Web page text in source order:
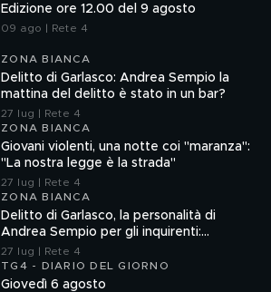
Edizione ore 12.00 del 9 agosto
09 ago | Rete 4
ZONA BIANCA
Delitto di Garlasco: Andrea Sempio la
mattina del delitto è stato in un bar?
27 lug | Rete 4
ZONA BIANCA
Giovani violenti, una notte coi "maranza":
"La nostra legge è la strada"
27 lug | Rete 4
ZONA BIANCA
Delitto di Garlasco, la personalità di
Andrea Sempio per gli inquirenti:
"Ossessionato e bugiardo"
27 lug | Rete 4
TG4 - DIARIO DEL GIORNO
Giovedì 6 agosto